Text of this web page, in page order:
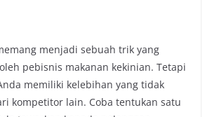
menjadi sebuah trik yang
pebisnis makanan kekinian. Tetapi
memiliki kelebihan yang tidak
kompetitor lain. Coba tentukan satu